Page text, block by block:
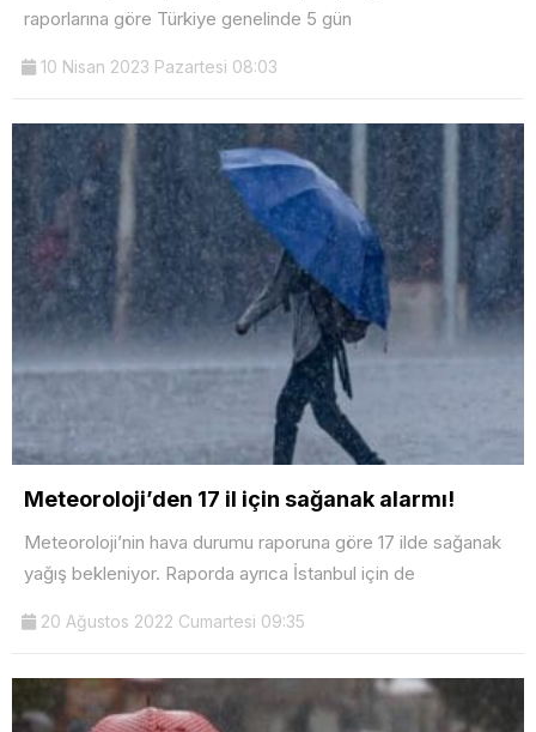
raporlarına göre Türkiye genelinde 5 gün
10 Nisan 2023 Pazartesi 08:03
Meteoroloji’den 17 il için sağanak alarmı!
Meteoroloji’nin hava durumu raporuna göre 17 ilde sağanak
yağış bekleniyor. Raporda ayrıca İstanbul için de
20 Ağustos 2022 Cumartesi 09:35